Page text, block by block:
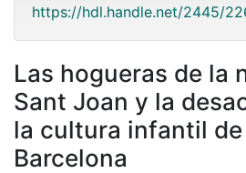
https://hdl.handle.net/2445/
Las hogueras de la
Sant Joan y la
la cultura infantil de
Barcelona